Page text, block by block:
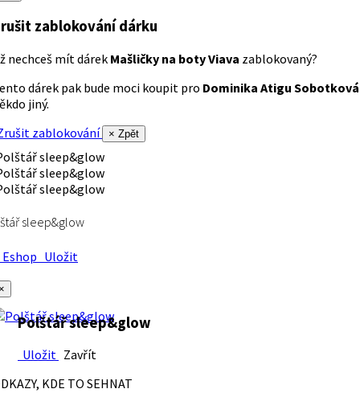
zablokování dárku
nechceš mít dárek Mašličky na boty Viava zablokovaný?
dárek pak bude moci koupit pro Dominika Atigu Sobotková
jiný.
zablokování
× Zpět
sleep&glow
Uložit
Polštář sleep&glow
Uložit Zavřít
KDE TO SEHNAT